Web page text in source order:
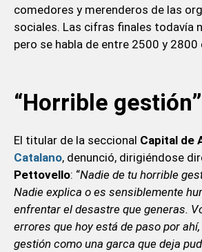
comedores y merenderos de las
sociales. Las cifras finales todavía
pero se habla de entre 2500 y 2800
“Horrible gestión”
El titular de la seccional Capital de
Catalano, denunció, dirigiéndose
Pettovello: “Nadie de tu horrible
Nadie explica o es sensiblemente
enfrentar el desastre que generas.
errores que hoy está de paso por
gestión como una garca que deja